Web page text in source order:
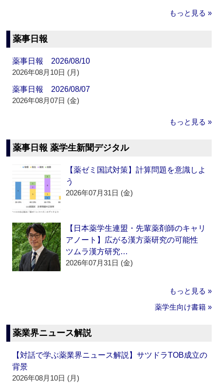
もっと見る »
薬事日報
薬事日報 2026/08/10
2026年08月10日 (月)
薬事日報 2026/08/07
2026年08月07日 (金)
もっと見る »
薬事日報 薬学生新聞デジタル
【薬ゼミ国試対策】計算問題を意識しよ
う
2026年07月31日 (金)
【日本薬学生連盟・先輩薬剤師のキャリ
アノート】広がる漢方薬研究の可能性
ツムラ漢方研究…
2026年07月31日 (金)
もっと見る »
薬学生向け書籍 »
薬業界ニュース解説
【対話で学ぶ薬業界ニュース解説】サツドラTOB成立の
背景
2026年08月10日 (月)